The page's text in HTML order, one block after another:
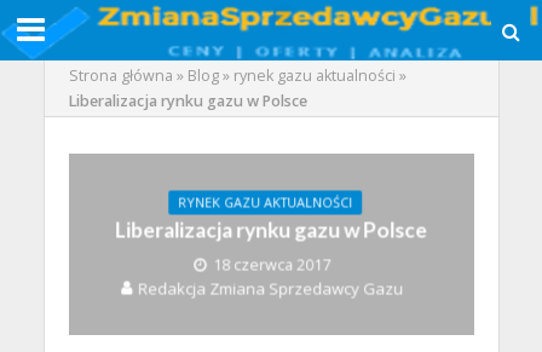
Strona główna » Blog» rynek gazu aktualności »
Liberalizacja rynku gazu w Polsce
RYNEK GAZU AKTUALNOŚCI
Liberalizacja rynku gazu w Polsce
18 czerwca 2017
Redakcja Zmiana Sprzedawcy Gazu